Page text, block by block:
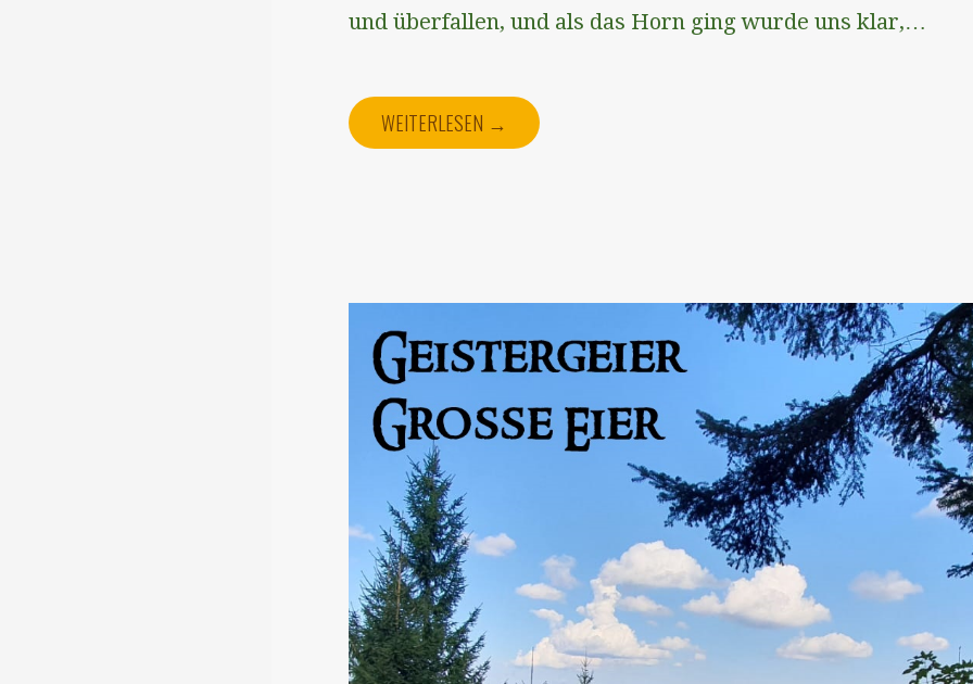
und überfallen, und als das Horn ging wurde uns klar,…
WEITERLESEN →